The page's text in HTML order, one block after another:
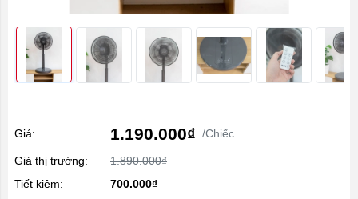
Giá: 1.190.000₫ /Chiếc
Giá thị trường:
1.890.000₫
Tiết kiệm:
700.000₫